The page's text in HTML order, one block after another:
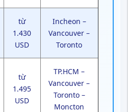
từ
1.430
USD
Incheon –
Vancouver –
Toronto
từ
1.495
USD
TP.HCM –
Vancouver –
Toronto –
Moncton